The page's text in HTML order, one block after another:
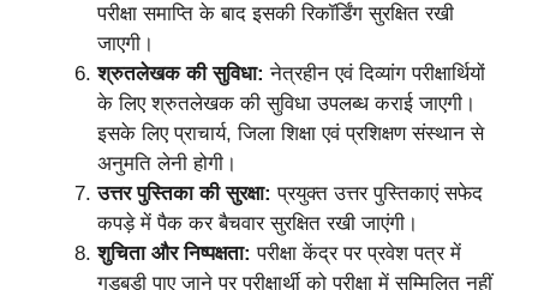
परीक्षा समाप्ति के बाद इसकी रिकॉर्डिंग सुरक्षित रखी
जाएगी।
श्रुतलेखक की सुविधा: नेत्रहीन एवं दिव्यांग परीक्षार्थियों
के लिए श्रुतलेखक की सुविधा उपलब्ध कराई जाएगी।
इसके लिए प्राचार्य, जिला शिक्षा एवं प्रशिक्षण संस्थान से
अनुमति लेनी होगी।
उत्तर पुस्तिका की सुरक्षा: प्रयुक्त उत्तर पुस्तिकाएं सफेद
कपड़े में पैक कर बैचवार सुरक्षित रखी जाएंगी।
शुचिता और निष्पक्षता: परीक्षा केंद्र पर प्रवेश पत्र में
गड़बड़ी पाए जाने पर परीक्षार्थी को परीक्षा में सम्मिलित नहीं